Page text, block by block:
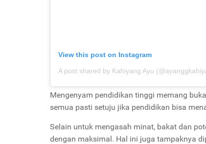
View this post on Instagram
A post shared by Kahiyang Ayu
Mengenyam pendidikan tinggi memang
semua pasti setuju jika pendidikan bisa
Selain untuk mengasah minat, bakat dan
dengan maksimal. Hal ini juga tampaknya